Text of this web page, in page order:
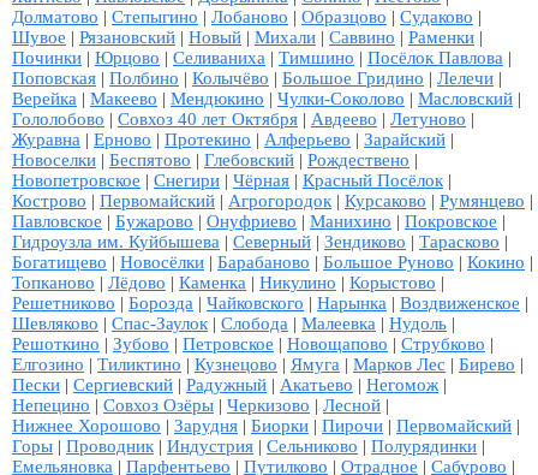
Долматово | Степыгино | Лобаново | Образцово | Судаково |
Шувое | Рязановский | Новый | Михали | Саввино | Раменки |
Починки | Юрцово | Селиваниха | Тимшино | Посёлок Павлова |
Поповская | Полбино | Колычёво | Большое Гридино | Лелечи |
Верейка | Макеево | Мендюкино | Чулки-Соколово | Масловский |
Гололобово | Совхоз 40 лет Октября | Авдеево | Летуново |
Журавна | Ерново | Протекино | Алферьево | Зарайский |
Новоселки | Беспятово | Глебовский | Рождествено |
Новопетровское | Снегири | Чёрная | Красный Посёлок |
Кострово | Первомайский | Агрогородок | Курсаково | Румянцево |
Павловское | Бужарово | Онуфриево | Манихино | Покровское |
Гидроузла им. Куйбышева | Северный | Зендиково | Тарасково |
Богатищево | Новосёлки | Барабаново | Большое Руново | Кокино |
Топканово | Лёдово | Каменка | Никулино | Корыстово |
Решетниково | Борозда | Чайковского | Нарынка | Воздвиженское |
Шевляково | Спас-Заулок | Слобода | Малеевка | Нудоль |
Решоткино | Зубово | Петровское | Новощапово | Струбково |
Елгозино | Тиликтино | Кузнецово | Ямуга | Марков Лес | Бирево |
Пески | Сергиевский | Радужный | Акатьево | Негомож |
Непецино | Совхоз Озёры | Черкизово | Лесной |
Нижнее Хорошово | Зарудня | Биорки | Пирочи | Первомайский |
Горы | Проводник | Индустрия | Сельниково | Полурядинки |
Емельяновка | Парфентьево | Путилково | Отрадное | Сабурово |